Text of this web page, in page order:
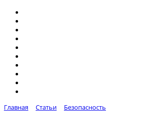
Главная Статьи
Безопасность